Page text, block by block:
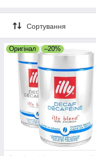
Сортування
Оригінал –20%